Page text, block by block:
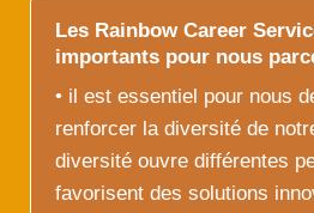
Les Rainbow Career
importants pour nous
• il est essentiel pour nous
renforcer la diversité de
diversité ouvre différentes
favorisent des solutions